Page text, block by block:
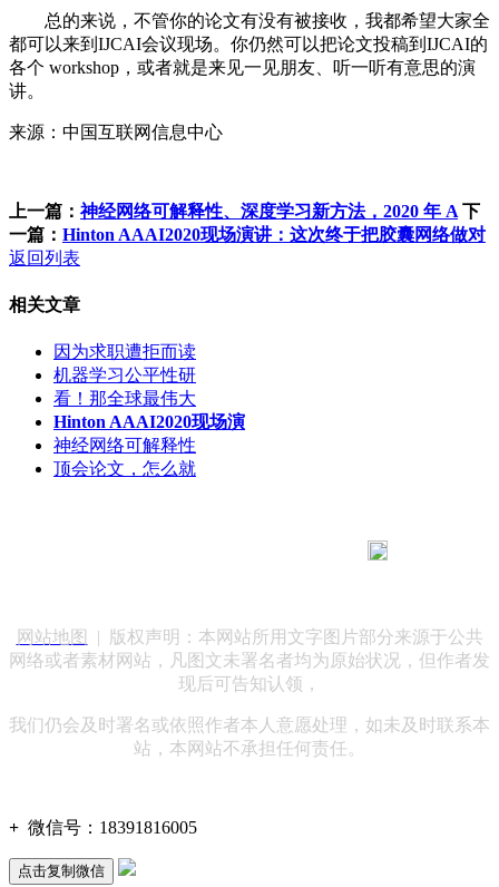
总的来说，不管你的论文有没有被接收，我都希望大家全
都可以来到IJCAI会议现场。你仍然可以把论文投稿到IJCAI的
各个 workshop，或者就是来见一见朋友、听一听有意思的演
讲。
来源：中国互联网信息中心
上一篇：神经网络可解释性、深度学习新方法，2020 年 A 下
一篇： Hinton AAAI2020现场演讲：这次终于把胶囊网络做对
返回列表
相关文章
因为求职遭拒而读
机器学习公平性研
看！那全球最伟大
Hinton AAAI2020现场演
神经网络可解释性
顶会论文，怎么就
网站地图
| 版权声明：本网站所用文字图片部分来源于公共
网络或者素材网站，凡图文未署名者均为原始状况，但作者发
现后可告知认领，
我们仍会及时署名或依照作者本人意愿处理，如未及时联系本
站，本网站不承担任何责任。
+ 微信号： 18391816005
点击复制微信